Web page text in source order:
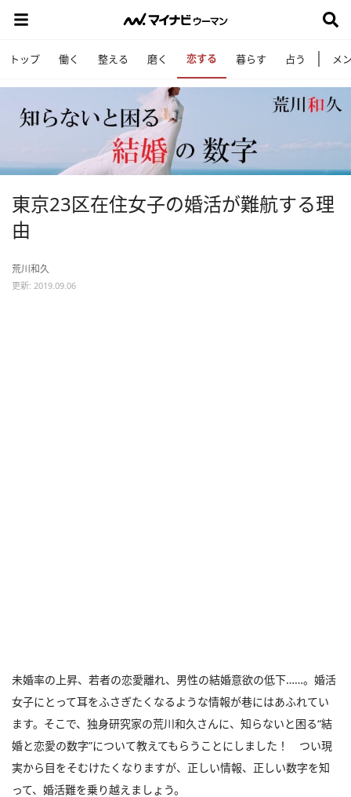
トップ 働く 整える 磨く 恋する 暮らす 占う メ
東京23区在住女子の婚活が難航する理
由
荒川和久
更新: 2019.09.06
未婚率の上昇、若者の恋愛離れ、男性の結婚意欲の低下……。婚活
女子にとって耳をふさぎたくなるような情報が巷にはあふれてい
ます。そこで、独身研究家の荒川和久さんに、知らないと困る“結
婚と恋愛の数字”について教えてもらうことにしました！ つい現
実から目をそむけたくなりますが、正しい情報、正しい数字を知
って、婚活難を乗り越えましょう。